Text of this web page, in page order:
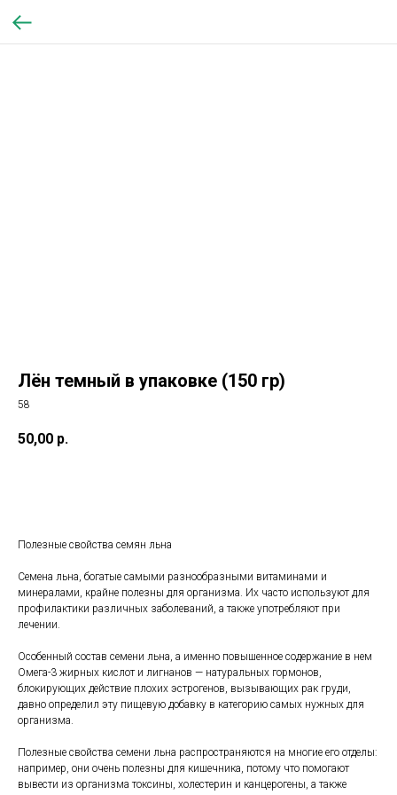
Лён темный в упаковке (150 гр)
58
50,00 р.
Полезные свойства семян льна
Семена льна, богатые самыми разнообразными витаминами и
минералами, крайне полезны для организма. Их часто используют для
профилактики различных заболеваний, а также употребляют при
лечении.
Особенный состав семени льна, а именно повышенное содержание в нем
Омега-3 жирных кислот и лигнанов — натуральных гормонов,
блокирующих действие плохих эстрогенов, вызывающих рак груди,
давно определил эту пищевую добавку в категорию самых нужных для
организма.
Полезные свойства семени льна распространяются на многие его отделы:
например, они очень полезны для кишечника, потому что помогают
вывести из организма токсины, холестерин и канцерогены, а также